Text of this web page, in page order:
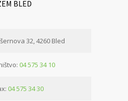
BLED
32, 4260 Bled
04 575 34 10
04 575 34 30